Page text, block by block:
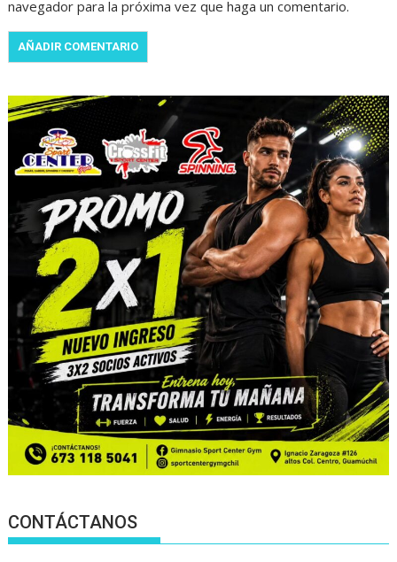
navegador para la próxima vez que haga un comentario.
CONTÁCTANOS